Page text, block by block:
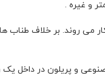
می روند. بر خلاف
و پریلون در